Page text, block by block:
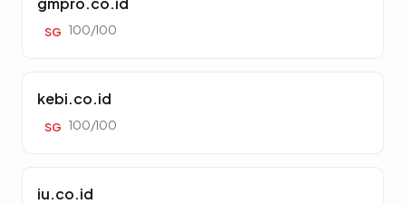
SG 100/100
kebi.co.id
SG 100/100
iu.co.id